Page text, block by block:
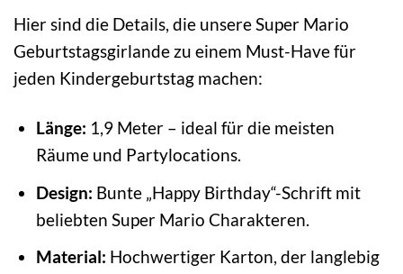
Hier sind die Details, die unsere Super Mario
Geburtstagsgirlande zu einem Must-Have für
jeden Kindergeburtstag machen:
Länge: 1,9 Meter – ideal für die meisten
Räume und Partylocations.
Design: Bunte „Happy Birthday“-Schrift mit
beliebten Super Mario Charakteren.
Material: Hochwertiger Karton, der langlebig